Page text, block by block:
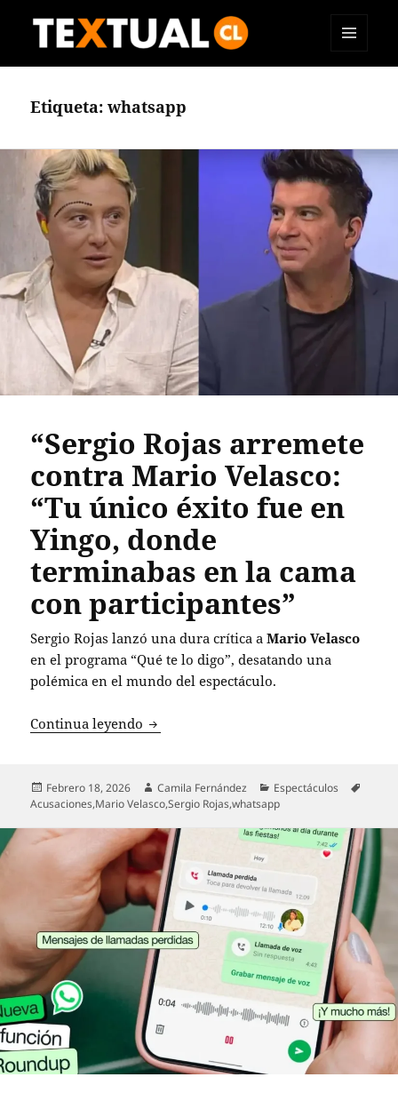
Etiqueta:whatsapp
“Sergio Rojas arremete
contra Mario Velasco:
“Tu único éxito fue en
Yingo, donde
terminabas en la cama
con participantes”
Sergio Rojas lanzó una dura crítica aMario Velasco
en el programa “Qué te lo digo”, desatando una
polémica en el mundo del espectáculo.
Continua leyendo “Sergio Rojas arremete contra Mario
Publicado
el
Febrero 18, 2026 Autor
Camila Fernández Categorías
Espectáculos
Acusaciones,Mario Velasco,Sergio Rojas,whatsapp